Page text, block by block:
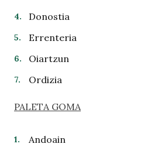
Donostia
Errenteria
Oiartzun
Ordizia
PALETA GOMA
Andoain